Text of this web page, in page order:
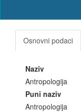
Osnovni podaci
Naziv
Antropologija
Puni naziv
Antropologija